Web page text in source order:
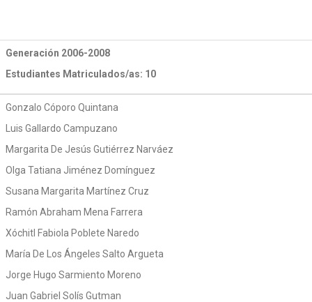
Generación 2006-2008
Estudiantes Matriculados/as: 10
Gonzalo Cóporo Quintana
Luis Gallardo Campuzano
Margarita De Jesús Gutiérrez Narváez
Olga Tatiana Jiménez Domínguez
Susana Margarita Martínez Cruz
Ramón Abraham Mena Farrera
Xóchitl Fabiola Poblete Naredo
María De Los Ángeles Salto Argueta
Jorge Hugo Sarmiento Moreno
Juan Gabriel Solís Gutman